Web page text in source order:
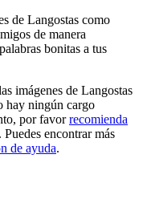
de Langostas como
de manera
bonitas a tus
imágenes de Langostas
hay ningún cargo
por favorrecomienda
encontrar más
de ayuda.